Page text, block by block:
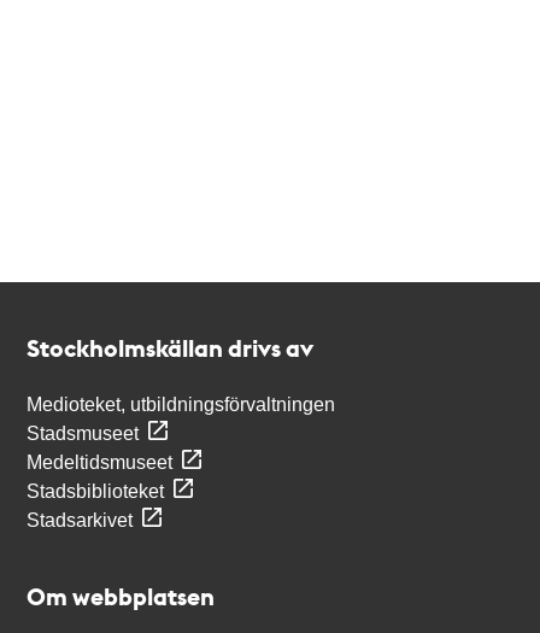
Stockholmskällan drivs av
Medioteket, utbildningsförvaltningen
Stadsmuseet
Medeltidsmuseet
Stadsbiblioteket
Stadsarkivet
Om webbplatsen